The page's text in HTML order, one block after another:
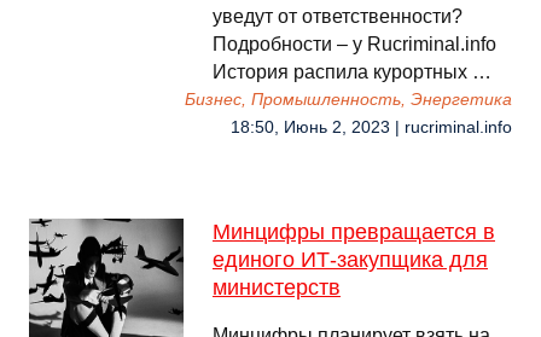
уведут от ответственности?
Подробности – у Rucriminal.info
История распила курортных …
Бизнес, Промышленность, Энергетика
18:50, Июнь 2, 2023 | rucriminal.info
Минцифры превращается в
единого ИТ-закупщика для
министерств